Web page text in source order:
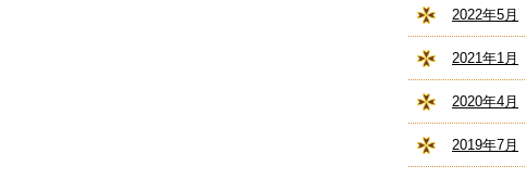
2022年5月
2021年1月
2020年4月
2019年7月